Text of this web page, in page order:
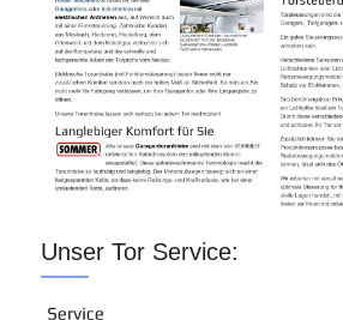
Unser Tor Service: